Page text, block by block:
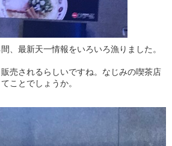
、最新天一情報をいろいろ漁りました。
売されるらしいですね。なじみの喫茶店
ことでしょうか。